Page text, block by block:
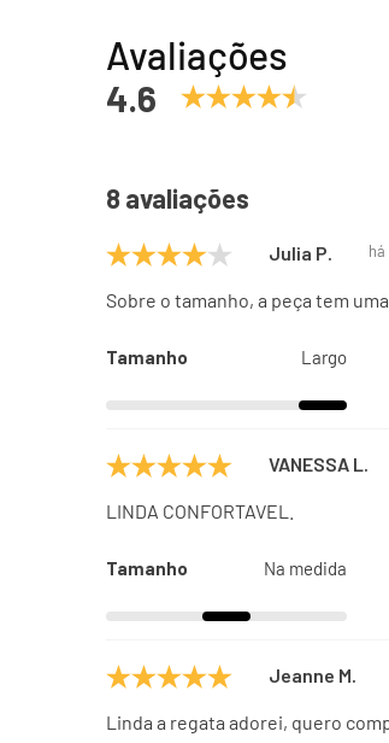
Avaliações
4.6
8 avaliações
Julia P.
Sobre o tamanho, a peça tem
Tamanho Largo
VANESSA L.
LINDA CONFORTAVEL.
Tamanho Na medida
Jeanne M.
Linda a regata adorei, quero